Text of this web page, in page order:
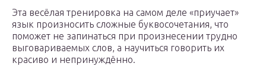
Эта весёлая тренировка на самом деле «приучает»
язык произносить сложные буквосочетания, что
поможет не запинаться при произнесении трудно
выговариваемых слов, а научиться говорить их
красиво и непринуждённо.